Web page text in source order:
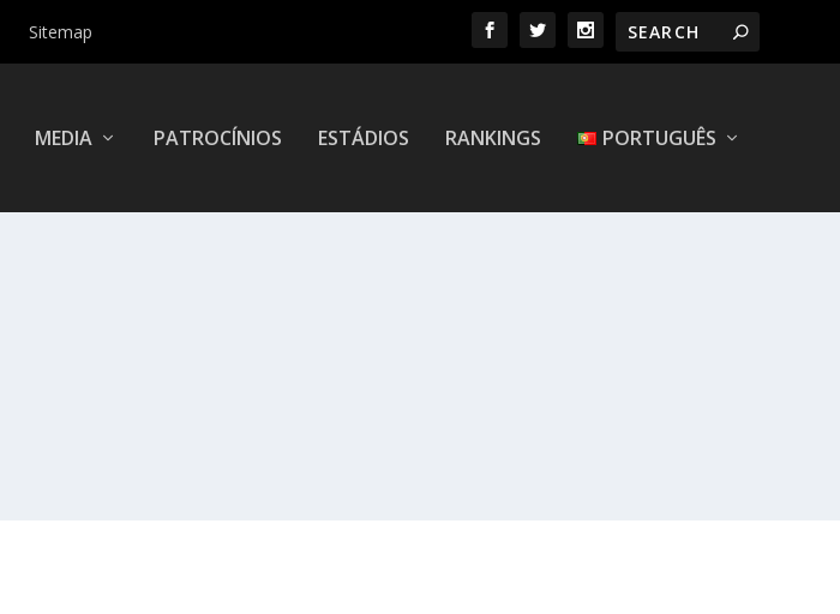
Sitemap
MEDIA PATROCÍNIOS ESTÁDIOS RANKINGS PORTUGUÊS